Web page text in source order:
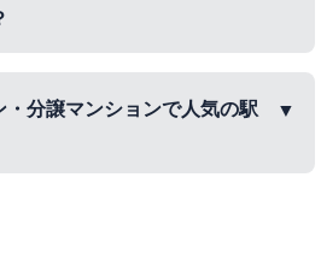
、晴海などです。
・分譲マンションで人気の駅